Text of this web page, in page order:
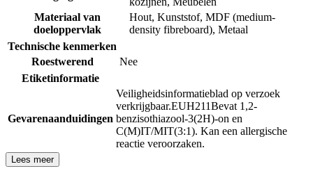
Materiaal van
doeloppervlak
Hout, Kunststof, MDF (medium-
density fibreboard), Metaal
Technische kenmerken
Roestwerend
Nee
Etiketinformatie
Gevarenaanduidingen
Veiligheidsinformatieblad op verzoek
verkrijgbaar.EUH211Bevat 1,2-
benzisothiazool-3(2H)-on en
C(M)IT/MIT(3:1). Kan een allergische
reactie veroorzaken.
Lees meer